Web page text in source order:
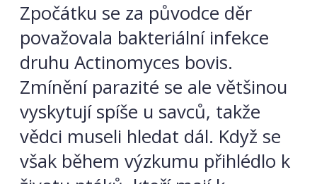
Zpočátku se za původce děr
považovala bakteriální infekce
druhu Actinomyces bovis.
Zmínění parazité se ale většinou
vyskytují spíše u savců, takže
vědci museli hledat dál. Když se
však během výzkumu přihlédlo k